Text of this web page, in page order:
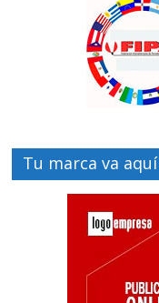
Tu marca va aquí